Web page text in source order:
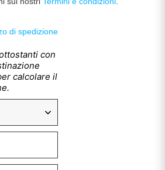
di spedizione
con
calcolare il